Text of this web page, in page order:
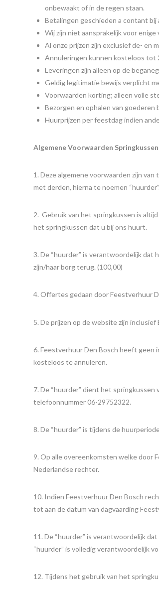
onbewaakt of in de regen staan.
Betalingen geschieden a contant bij
Wij zijn niet aansprakelijk voor enige
Al onze prijzen zijn exclusief de- en
Annuleringen kunnen kosteloos tot
Leveringen zijn alleen op de
Geldig legitimatie bewijs verplicht
Voorwaarden korting; alleen volle
Bezorgen en ophalen van
Huurprijzen per feestdag indien
Algemene Voorwaarden
1. Deze algemene voorwaarden zijn
met derden, hierna te noemen “huurder”.
2. Gebruik van het springkussen is
het springkussen dat u bij ons huurt.
3. De “huurder” is verantwoordelijk
zijn/haar borg terug. (100,00)
4. Offertes gedaan door Feestverhuur
5. De prijzen op de website zijn
6. Feestverhuur Den Bosch heeft geen
kosteloos te annuleren.
7. De “huurder” dient het
telefoonnummer 06-29752322.
8. De “huurder” is tijdens de
9. Op alle overeenkomsten welke door
Nederlandse rechter.
10. Indien Feestverhuur Den Bosch
tot aan de datum van dagvaarding
11. De “huurder” is verantwoordelijk
“huurder” is volledig verantwoordelijk
12. Tijdens het gebruik van het